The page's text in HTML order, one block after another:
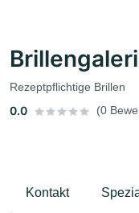
Rezeptpflichtige Brillen
0.0 (0
Kontakt